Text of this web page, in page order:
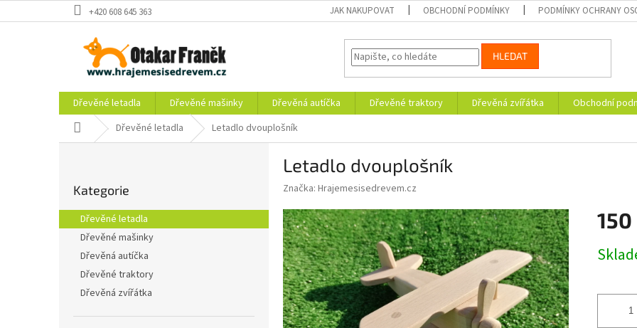
na
+420 608 645 363 JAK NAKUPOVAT OBCHODNÍ PODMÍNKY PODMÍNKY OCHRANY
HLEDAT
Dřevěné letadla Dřevěné mašinky Dřevěná autíčka Dřevěné traktory Dřevěná zvířátka Obchodní
Domů Dřevěné letadla Letadlo dvouplošník
r
a
kategorie
Kategorie
Dřevěné letadla
Dřevěné mašinky
Dřevěná autíčka
Dřevěné traktory
Dřevěná zvířátka
Letadlo dvouplošník
Značka: Hrajemesisedrevem.cz
150
cena: